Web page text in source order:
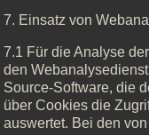
7. Einsatz von
7.1 Für die Analyse
den
Source-Software, die
über Cookies die
auswertet. Bei den